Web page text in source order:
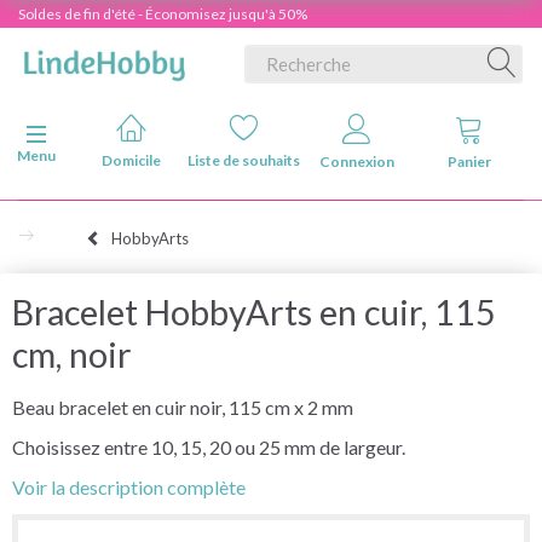
Soldes de fin d'été - Économisez jusqu'à 50%
Basculer la navigation
Menu
Domicile Liste de souhaits Connexion Panier
HobbyArts
Bracelet HobbyArts en cuir, 115
cm, noir
Beau bracelet en cuir noir, 115 cm x 2 mm
Choisissez entre 10, 15, 20 ou 25 mm de largeur.
Voir la description complète